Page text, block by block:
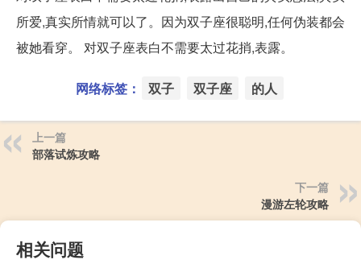
所爱,真实所情就可以了。因为双子座很聪明,任何伪装都会
被她看穿。 对双子座表白不需要太过花捎,表露。
网络标签： 双子 双子座 的人
上一篇
部落试炼攻略
下一篇
漫游左轮攻略
相关问题